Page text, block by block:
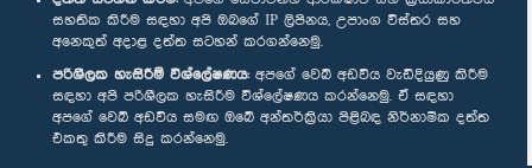
සහතික කිරීම සඳහා අපි ඔබගේ IP ලිපිනය, උපාංග විස්තර සහ
අනෙකුත් අදාළ දත්ත සටහන් කරගන්නෙමු.
පරිශීලක හැසිරීම් විශ්ලේෂණය: අපගේ වෙබ් අඩවිය වැඩිදියුණු කිරීම
සඳහා අපි පරිශීලක හැසිරීම විශ්ලේෂණය කරන්නෙමු. ඒ සඳහා
අපගේ වෙබ් අඩවිය සමඟ ඔබේ අන්තර්ක්‍රියා පිළිබඳ නිර්නාමික දත්ත
එකතු කිරීම සිදු කරන්නෙමු.
සම්මාන
පෞද්ගලිකත්ව ප්‍රතිපත්තිය